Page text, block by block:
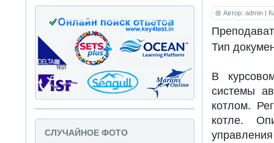
Автор: admin |
Тип
В
системы
котлом.
котле.
СЛУЧАЙНОЕ ФОТО